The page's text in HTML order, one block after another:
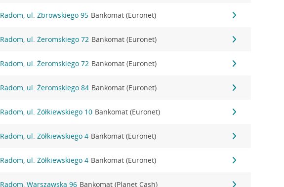
Radom, ul. Zbrowskiego 95 Bankomat (Euronet)
Radom, ul. Żeromskiego 72 Bankomat (Euronet)
Radom, ul. Żeromskiego 72 Bankomat (Euronet)
Radom, ul. Żeromskiego 84 Bankomat (Euronet)
Radom, ul. Żółkiewskiego 10 Bankomat (Euronet)
Radom, ul. Żółkiewskiego 4 Bankomat (Euronet)
Radom, ul. Żółkiewskiego 4 Bankomat (Euronet)
Radom, Warszawska 96 Bankomat (Planet Cash)